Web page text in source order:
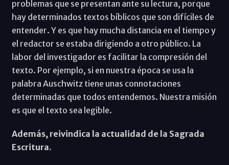
problemas que se presentan ante su lectura, porque
hay determinados textos bíblicos que son difíciles de
entender. Y es que hay mucha distancia en el tiempo y
el redactor se estaba dirigiendo a otro público. La
labor del investigador es facilitar la compresión del
texto. Por ejemplo, si en nuestra época se usa la
palabra Auschwitz tiene unas connotaciones
determinadas que todos entendemos. Nuestra misión
es que el texto sea legible.
Además, reivindica la actualidad de la Sagrada
Escritura.